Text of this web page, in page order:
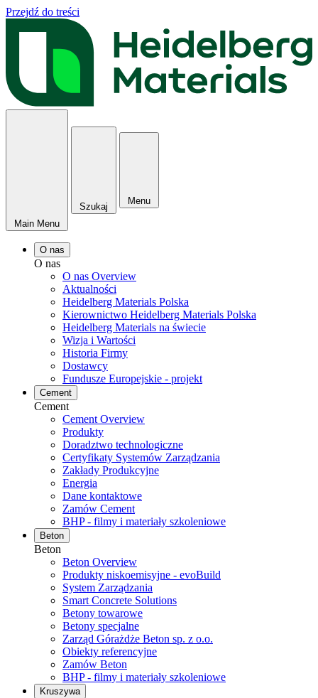
Przejdź do treści
Main Menu
Szukaj
Menu
O nas
O nas
O nas Overview
Aktualności
Heidelberg Materials Polska
Kierownictwo Heidelberg Materials Polska
Heidelberg Materials na świecie
Wizja i Wartości
Historia Firmy
Dostawcy
Fundusze Europejskie - projekt
Cement
Cement
Cement Overview
Produkty
Doradztwo technologiczne
Certyfikaty Systemów Zarządzania
Zakłady Produkcyjne
Energia
Dane kontaktowe
Zamów Cement
BHP - filmy i materiały szkoleniowe
Beton
Beton
Beton Overview
Produkty niskoemisyjne - evoBuild
System Zarządzania
Smart Concrete Solutions
Betony towarowe
Betony specjalne
Zarząd Górażdże Beton sp. z o.o.
Obiekty referencyjne
Zamów Beton
BHP - filmy i materiały szkoleniowe
Kruszywa